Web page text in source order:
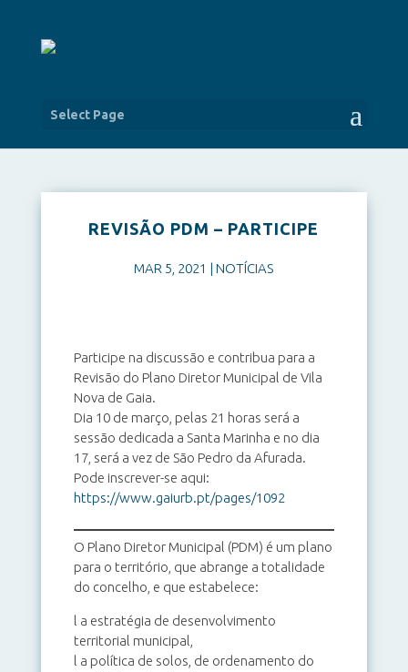
Select Page
REVISÃO PDM – PARTICIPE
MAR 5, 2021 |NOTÍCIAS
Participe na discussão e contribua para a
Revisão do Plano Diretor Municipal de Vila
Nova de Gaia.
Dia 10 de março, pelas 21 horas será a
sessão dedicada a Santa Marinha e no dia
17, será a vez de São Pedro da Afurada.
Pode inscrever-se aqui:
https://www.gaiurb.pt/pages/1092
O Plano Diretor Municipal (PDM) é um plano
para o território, que abrange a totalidade
do concelho, e que estabelece:
l a estratégia de desenvolvimento
territorial municipal,
l a política de solos, de ordenamento do